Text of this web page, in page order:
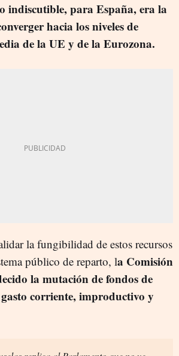
indiscutible, para España, era la
hacia los niveles de
de la UE y de la Eurozona.
la fungibilidad de estos recursos
público de reparto, la Comisión
la mutación de fondos de
corriente, improductivo y